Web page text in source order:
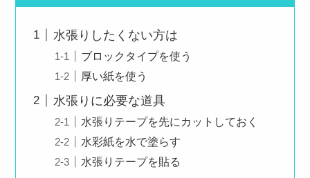
水張りしたくない方は
ブロックタイプを使う
厚い紙を使う
水張りに必要な道具
水張りテープを先にカットしておく
水彩紙を水で塗らす
水張りテープを貼る